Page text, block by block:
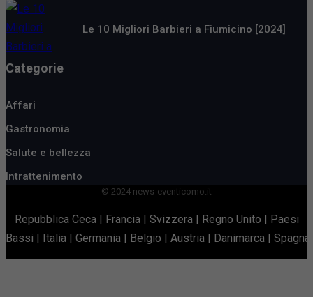
Le 10 Migliori Barbieri a Fiumicino [2024]
Categorie
Affari
Gastronomia
Salute e bellezza
Intrattenimento
© 2024 news-eventicomo.it
Repubblica Ceca | Francia | Svizzera | Regno Unito | Paesi
Bassi | Italia | Germania | Belgio | Austria | Danimarca | Spagna